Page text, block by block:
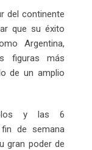
del continente
que su éxito
Argentina,
figuras más
de un amplio
y las 6
de semana
gran poder de